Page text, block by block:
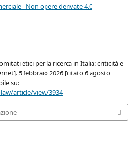
- Non opere derivate 4.0
etici per la ricerca in Italia: criticità e
5 febbraio 2026 [citato 6 agosto
su:
article/view/3934